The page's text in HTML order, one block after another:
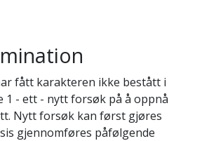
fått karakteren ikke bestått i
1 - ett - nytt forsøk på å oppnå
Nytt forsøk kan først gjøres
gjennomføres påfølgende